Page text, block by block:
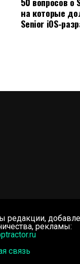
на которые
Senior iOS-
редакции,
рекламы:
связь